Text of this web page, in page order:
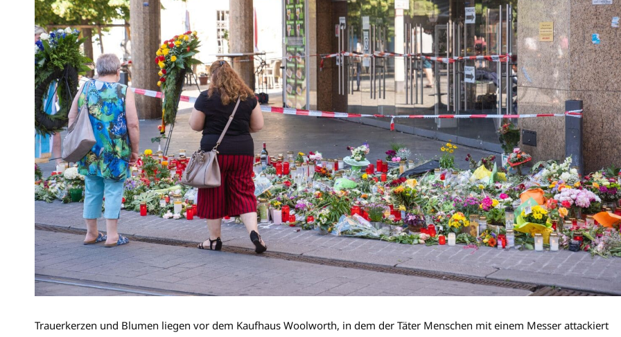
Trauerkerzen und Blumen liegen vor dem Kaufhaus Woolworth, in dem der Täter Menschen mit einem Messer attackiert